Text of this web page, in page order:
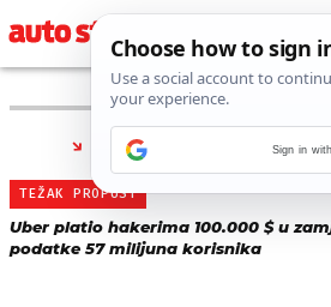
PRONAĐENO 14
TEŽAK PROPUST
Uber platio hakerima 100.000 $ u
podatke 57 milijuna korisnika
Sign in